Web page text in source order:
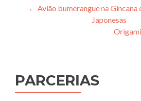
Navegação
← Avião bumerangue na Gincana
Japonesas
PARCERIAS